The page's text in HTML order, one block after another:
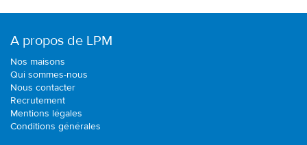
A propos de LPM
Nos maisons
Qui sommes-nous
Nous contacter
Recrutement
Mentions légales
Conditions générales